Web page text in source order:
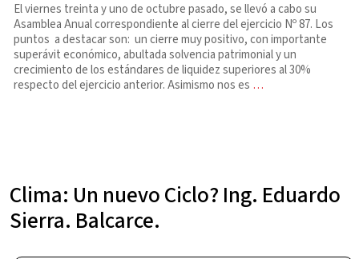
El viernes treinta y uno de octubre pasado, se llevó a cabo su
Asamblea Anual correspondiente al cierre del ejercicio Nº 87. Los
puntos a destacar son: un cierre muy positivo, con importante
superávit económico, abultada solvencia patrimonial y un
crecimiento de los estándares de liquidez superiores al 30%
respecto del ejercicio anterior. Asimismo nos es …
Clima: Un nuevo Ciclo? Ing. Eduardo
Sierra. Balcarce.